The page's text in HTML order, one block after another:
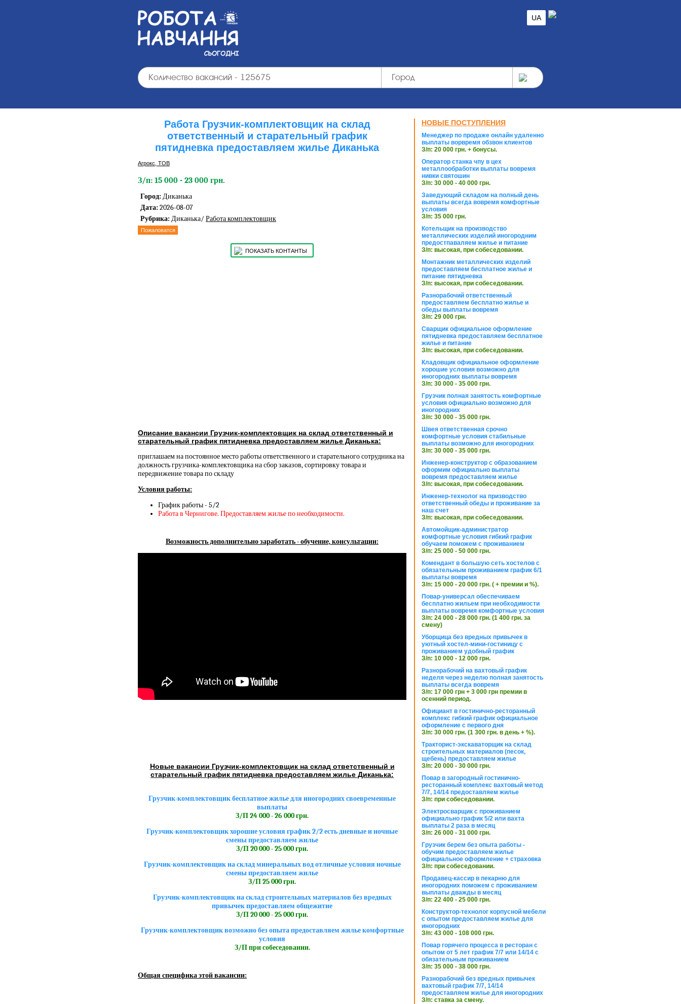
UA
Работа Грузчик-комплектовщик на склад
ответственный и старательный график
пятидневка предоставляем жилье Диканька
Агрокс, ТОВ
З/п: 15 000 - 23 000 грн.
Город: Диканька
Дата: 2026-08-07
Рубрика: Диканька/ Работа комплектовщик
Пожаловатся
ПОКАЗАТЬ КОНТАНТЫ
Описание вакансии Грузчик-комплектовщик на склад ответственный и
старательный график пятидневка предоставляем жилье Диканька:
приглашаем на постоянное место работы ответственного и старательного сотрудника на
должность грузчика-комплектовщика на сбор заказов, сортировку товара и
передвижение товара по складу
Условия работы:
График работы - 5/2
Работа в Чернигове. Предоставляем жилье по необходимости.
Возможность дополнительно заработать - обучение, консультации:
Новые вакансии Грузчик-комплектовщик на склад ответственный и
старательный график пятидневка предоставляем жилье Диканька:
Грузчик-комплектовщик бесплатное жилье для иногородних своевременные
выплаты
З/П 24 000 - 26 000 грн.
Грузчик-комплектовщик хорошие условия график 2/2 есть дневные и ночные
смены предоставляем жилье
З/П 20 000 - 25 000 грн.
Грузчик-комплектовщик на склад минеральных вод отличные условия ночные
смены предоставляем жилье
З/П 25 000 грн.
Грузчик-комплектовщик на склад строительных материалов без вредных
привычек предоставляем общежитие
З/П 20 000 - 25 000 грн.
Грузчик-комплектовщик возможно без опыта предоставляем жилье комфортные
условия
З/П при собеседовании.
Общая специфика этой вакансии:
НОВЫЕ ПОСТУПЛЕНИЯ
Менеджер по продаже онлайн удаленно
выплаты ворвремя обзвон клиентов
З/п: 20 000 грн. + бонусы.
Оператор станка чпу в цех
металлообработки выплаты вовремя
нивки святошин
З/п: 30 000 - 40 000 грн.
Заведующий складом на полный день
выплаты всегда вовремя комфортные
условия
З/п: 35 000 грн.
Котельщик на производство
металлических изделий иногородним
предостпаваляем жилье и питание
З/п: высокая, при собеседовании.
Монтажник металлических изделий
предоставляем бесплатное жилье и
питание пятидневка
З/п: высокая, при собеседовании.
Разнорабочий ответственный
предоставляем бесплатно жилье и
обеды выплаты вовремя
З/п: 29 000 грн.
Сварщик официальное оформление
пятидневка предоставляем бесплатное
жилье и питание
З/п: высокая, при собеседовании.
Кладовщик официальное оформление
хорошие условия возможно для
иногородних выплаты вовремя
З/п: 30 000 - 35 000 грн.
Грузчик полная занятость комфортные
условия официально возможно для
иногородних
З/п: 30 000 - 35 000 грн.
Швея ответственная срочно
комфортные условия стабильные
выплаты возможно для иногородних
З/п: 30 000 - 35 000 грн.
Инженер-конструктор с образованием
оформим официально выплаты
вовремя предоставляем жилье
З/п: высокая, при собеседовании.
Инженер-технолог на призводство
ответственный обеды и проживание за
наш счет
З/п: высокая, при собеседовании.
Автомойщик-администратор
комфортные условия гибкий график
обучаем поможем с проживанием
З/п: 25 000 - 50 000 грн.
Комендант в большую сеть хостелов с
обязательным проживанием график 6/1
выплаты вовремя
З/п: 15 000 - 20 000 грн. ( + премии и %).
Повар-универсал обеспечиваем
бесплатно жильем при необходимости
выплаты вовремя комфортные условия
З/п: 24 000 - 28 000 грн. (1 400 грн. за
смену)
Уборщица без вредных привычек в
уютный хостел-мини-гостиницу с
проживанием удобный график
З/п: 10 000 - 12 000 грн.
Разнорабочий на вахтовый график
неделя через неделю полная занятость
выплаты всегда вовремя
З/п: 17 000 грн + 3 000 грн премии в
осенний период.
Официант в гостинично-ресторанный
комплекс гибкий график официальное
оформление с первого дня
З/п: 30 000 грн. (1 300 грн. в день + %).
Тракторист-экскаваторщик на склад
строительных материалов (песок,
щебень) предоставляем жилье
З/п: 20 000 - 30 000 грн.
Повар в загородный гостинично-
ресторанный комплекс вахтовый метод
7/7, 14/14 предоставляем жилье
З/п: при собеседовании.
Электросварщик с проживанием
официально график 5/2 или вахта
выплаты 2 раза в месяц
З/п: 26 000 - 31 000 грн.
Грузчик берем без опыта работы -
обучим предоставляем жилье
официальное оформление + страховка
З/п: при собеседовании.
Продавец-кассир в пекарню для
иногородних поможем с проживанием
выплаты дважды в месяц
З/п: 22 400 - 25 000 грн.
Конструктор-технолог корпусной мебели
с опытом предоставляем жилье для
иногородних
З/п: 43 000 - 108 000 грн.
Повар горячего процесса в ресторан с
опытом от 5 лет график 7/7 или 14/14 с
обязательным проживанием
З/п: 35 000 - 38 000 грн.
Разнорабочий без вредных привычек
вахтовый график 7/7, 14/14
предоставляем жилье для иногородних
З/п: ставка за смену.